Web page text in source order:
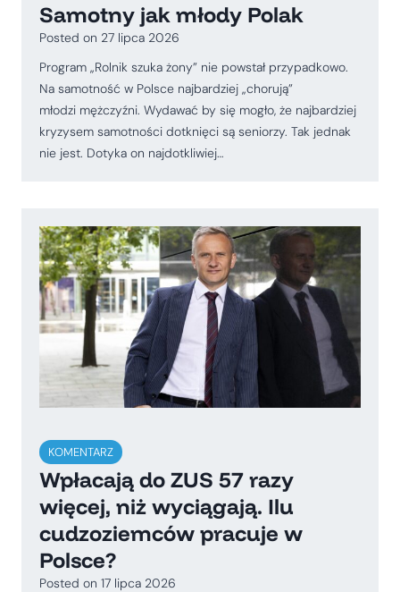
Samotny jak młody Polak
Posted on 27 lipca 2026
Program „Rolnik szuka żony” nie powstał przypadkowo.
Na samotność w Polsce najbardziej „chorują”
młodzi mężczyźni. Wydawać by się mogło, że najbardziej
kryzysem samotności dotknięci są seniorzy. Tak jednak
nie jest. Dotyka on najdotkliwiej…
KOMENTARZ
Wpłacają do ZUS 57 razy
więcej, niż wyciągają. Ilu
cudzoziemców pracuje w
Polsce?
Posted on 17 lipca 2026